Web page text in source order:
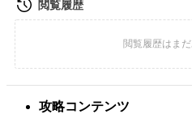
攻略コンテンツ